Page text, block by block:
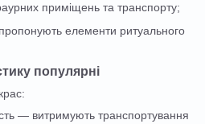
приміщень та транспорту;
елементи ритуального
популярні
— витримують транспортування